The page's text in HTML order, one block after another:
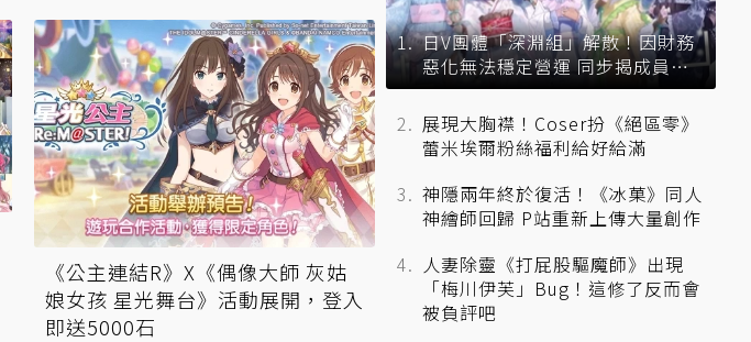
《公主連結R》X《偶像大師 灰姑
娘女孩 星光舞台》活動展開，登入
即送5000石
日V團體「深淵組」解散！因財務
惡化無法穩定營運 同步揭成員未
來去向
展現大胸襟！Coser扮《絕區零》
蕾米埃爾粉絲福利給好給滿
神隱兩年終於復活！《冰菓》同人
神繪師回歸 P站重新上傳大量創作
人妻除靈《打屁股驅魔師》出現
「梅川伊芙」Bug！這修了反而會
被負評吧